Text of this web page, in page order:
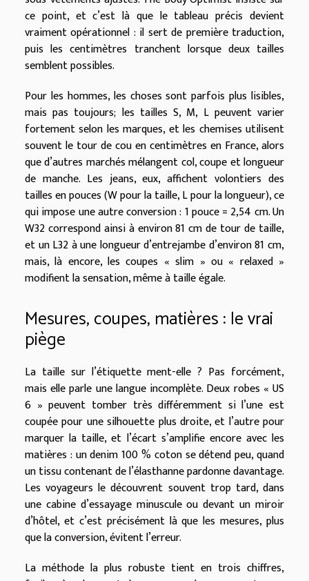
ce point, et c’est là que le tableau précis devient
vraiment opérationnel : il sert de première traduction,
puis les centimètres tranchent lorsque deux tailles
semblent possibles.
Pour les hommes, les choses sont parfois plus lisibles,
mais pas toujours; les tailles S, M, L peuvent varier
fortement selon les marques, et les chemises utilisent
souvent le tour de cou en centimètres en France, alors
que d’autres marchés mélangent col, coupe et longueur
de manche. Les jeans, eux, affichent volontiers des
tailles en pouces (W pour la taille, L pour la longueur), ce
qui impose une autre conversion : 1 pouce = 2,54 cm. Un
W32 correspond ainsi à environ 81 cm de tour de taille,
et un L32 à une longueur d’entrejambe d’environ 81 cm,
mais, là encore, les coupes « slim » ou « relaxed »
modifient la sensation, même à taille égale.
Mesures, coupes, matières : le vrai
piège
La taille sur l’étiquette ment-elle ? Pas forcément,
mais elle parle une langue incomplète. Deux robes « US
6 » peuvent tomber très différemment si l’une est
coupée pour une silhouette plus droite, et l’autre pour
marquer la taille, et l’écart s’amplifie encore avec les
matières : un denim 100 % coton se détend peu, quand
un tissu contenant de l’élasthanne pardonne davantage.
Les voyageurs le découvrent souvent trop tard, dans
une cabine d’essayage minuscule ou devant un miroir
d’hôtel, et c’est précisément là que les mesures, plus
que la conversion, évitent l’erreur.
La méthode la plus robuste tient en trois chiffres,